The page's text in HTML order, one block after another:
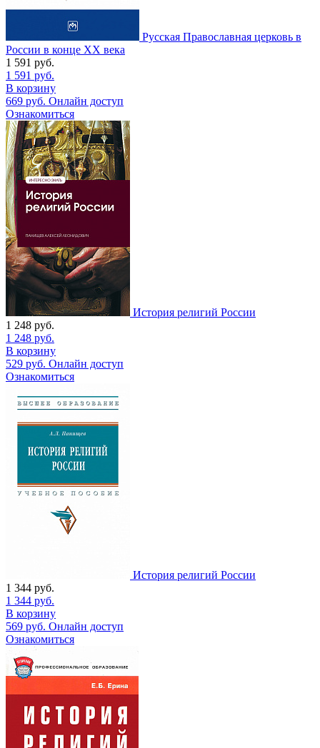
Русская Православная церковь в
России в конце ХХ века
1 591 руб.
1 591 руб.
В корзину
669 руб. Онлайн доступ
Ознакомиться
История религий России
1 248 руб.
1 248 руб.
В корзину
529 руб. Онлайн доступ
Ознакомиться
История религий России
1 344 руб.
1 344 руб.
В корзину
569 руб. Онлайн доступ
Ознакомиться